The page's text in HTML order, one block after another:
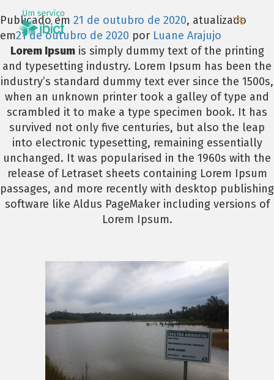
Publicado em 21 de outubro de 2020, atualizado
em21 de outubro de 2020 por Luane Arajujo
Lorem Ipsumis simply dummy text of the printing
and typesetting industry. Lorem Ipsum has been the
industry’s standard dummy text ever since the 1500s,
when an unknown printer took a galley of type and
scrambled it to make a type specimen book. It has
survived not only five centuries, but also the leap
into electronic typesetting, remaining essentially
unchanged. It was popularised in the 1960s with the
release of Letraset sheets containing Lorem Ipsum
passages, and more recently with desktop publishing
software like Aldus PageMaker including versions of
Lorem Ipsum.